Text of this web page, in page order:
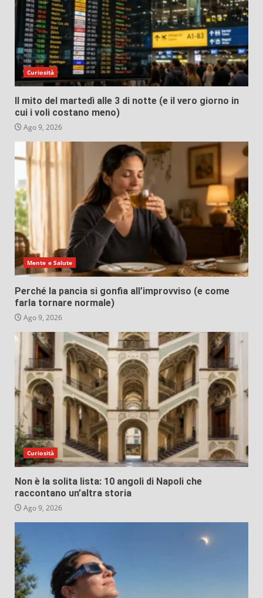
Curiosità
Il mito del martedì alle 3 di notte (e il vero giorno in
cui i voli costano meno)
Ago 9, 2026
Mente e Salute
Perché la pancia si gonfia all’improvviso (e come
farla tornare normale)
Ago 9, 2026
Curiosità
Non è la solita lista: 10 angoli di Napoli che
raccontano un’altra storia
Ago 9, 2026